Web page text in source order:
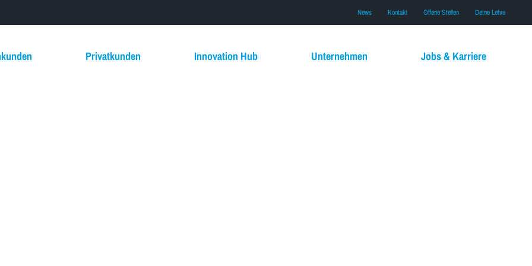
News Kontakt Offene Stellen Deine Lehre
Privatkunden Innovation Hub Unternehmen Jobs & Karriere